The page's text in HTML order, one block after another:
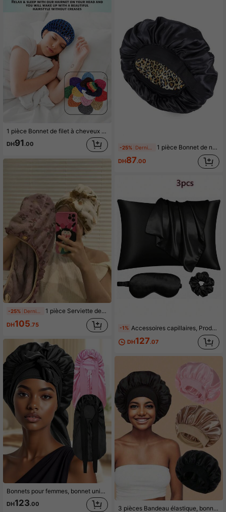
1 pièce Bonnet de filet à cheveux tissé à la main de couleur unie, bonnet de filet, bonnet de filet tissé à la main, bonnet de sommeil, conserve le style de cheveux, convient pour le bain quotidien, le sommeil, les voyages, bonnet de cheveux multifonction, bonnet de filet, bonnet de bain
DH91 .00
-25% 1 pièce Serviette de séchage des cheveux en dentelle épaisse et mignonne, bonnet de douche en polaire absorbant, turban pour cheveux doux et portable à séchage rapide (bordure de couleur aléatoire)
DH105.75
Bonnets pour femmes, bonnet unicolore pour tresses avec bande élastique, bonnet de nuit pour cheveux longs, bouclés, lisses, grand bonnet long, bonnets de sommeil convenant à tous les styles de cheveux, accessoires capillaires, outils capillaires, fournitures capillaires
DH123.00
-25% 1 pièce Bonnet de nuit en satin double face, bonnet de nuit en soie, doux et confortable, convient aux femmes aux cheveux naturellement bouclés
DH87.00
-1% Accessoires capillaires, Produits capillaires, Outils capillaires, Fournitures capillaires, Soins capillaires, Brosse bouclante, Coiffeur, Accessoires de coiffeur, Équipement de coiffure, Essentiels de voyage, Nécessités de voyage, Coiffures, Coiffure, Cheveux, Voyage, Produits capillaires, Outils capillaires, Fournitures capillaires, Coiffeur, Accessoires de coiffeur, Salon de coiffure, Équipement de coiffure
DH127.07
3 pièces Bandeau élastique, bonnet de nuit, bonnet en satin, bonnet de nuit en soie élastique doux, bonnet de soins capillaires respirant et confortable pour les loisirs quotidiens